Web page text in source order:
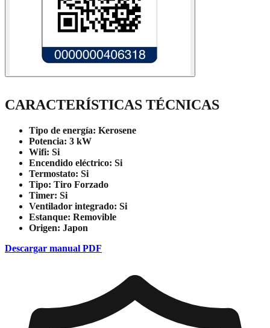
CARACTERÍSTICAS TÉCNICAS
Tipo de energía: Kerosene
Potencia: 3 kW
Wifi: Si
Encendido eléctrico: Si
Termostato: Si
Tipo: Tiro Forzado
Timer: Si
Ventilador integrado: Si
Estanque: Removible
Origen: Japon
Descargar manual PDF